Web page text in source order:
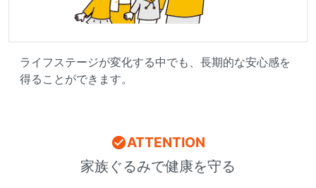
ライフステージが変化する中でも、長期的な安心感を
得ることができます。
ATTENTION
家族ぐるみで健康を守る